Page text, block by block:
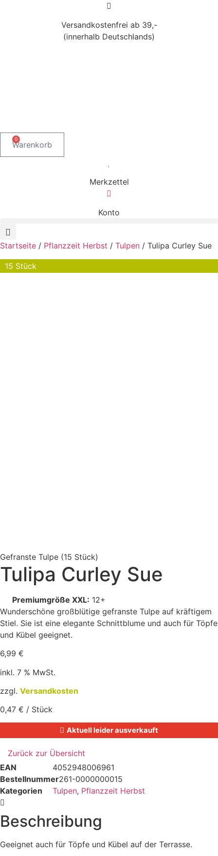
Versandkostenfrei ab 39,-
(innerhalb Deutschlands)
0
Warenkorb
Merkzettel
Konto
Startseite / Pflanzzeit Herbst / Tulpen / Tulipa Curley Sue
15 Stück
Gefranste Tulpe (15 Stück)
Tulipa Curley Sue
Premiumgröße XXL: 12+
Wunderschöne großblütige gefranste Tulpe auf kräftigem
Stiel. Sie ist eine elegante Schnittblume und auch für Töpfe
und Kübel geeignet.
6,99 €
inkl. 7 % MwSt.
zzgl. Versandkosten
0,47 € / Stück
Aktuell leider ausverkauft
EAN
4052948006961
Bestellnummer261-0000000015
Kategorien
Tulpen, Pflanzzeit Herbst
Beschreibung
Geeignet auch für Töpfe und Kübel auf der Terrasse.